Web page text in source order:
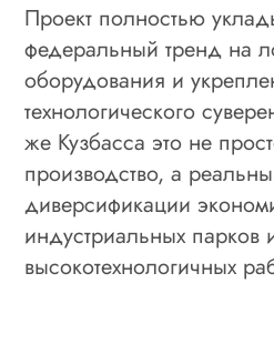
Проект полностью
федеральный тренд на
оборудования и
технологического
же Кузбасса это не
производство, а
диверсификации
индустриальных
высокотехнологичных